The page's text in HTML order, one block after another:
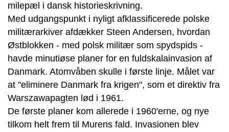
milepæl i dansk historieskrivning.
Med udgangspunkt i nyligt afklassificerede polske
militærarkiver afdækker Steen Andersen, hvordan
Østblokken - med polsk militær som spydspids -
havde minutiøse planer for en fuldskalainvasion af
Danmark. Atomvåben skulle i første linje. Målet var
at "eliminere Danmark fra krigen", som et direktiv fra
Warszawapagten lød i 1961.
De første planer kom allerede i 1960'erne, og nye
tilkom helt frem til Murens fald. Invasionen blev